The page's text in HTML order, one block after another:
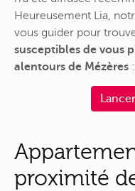
Heureusement Lia,
vous guider pour
susceptibles de vous
alentours de Mézères :
proximité